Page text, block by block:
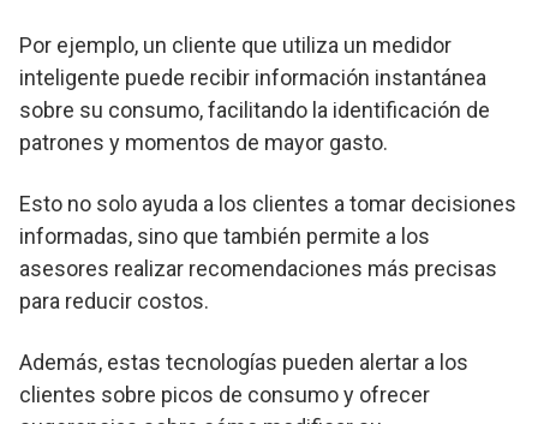
Por ejemplo, un cliente que utiliza un medidor
inteligente puede recibir información instantánea
sobre su consumo, facilitando la identificación de
patrones y momentos de mayor gasto.
Esto no solo ayuda a los clientes a tomar decisiones
informadas, sino que también permite a los
asesores realizar recomendaciones más precisas
para reducir costos.
Además, estas tecnologías pueden alertar a los
clientes sobre picos de consumo y ofrecer